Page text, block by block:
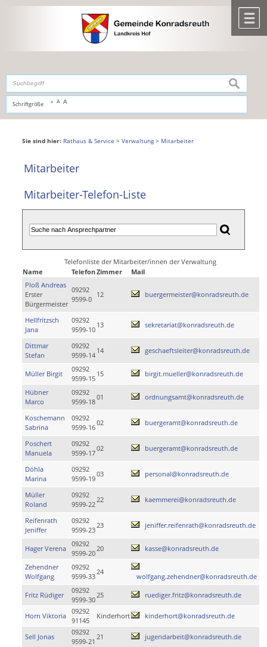
,zur Navigationoderzur Startseitespringen.
Schriftgröße A A A
suchen
Sie sind hier: Rathaus & Service > Verwaltung> Mitarbeiter
Mitarbeiter
Mitarbeiter-Telefon-Liste
Telefonliste der Mitarbeiter/innen der Verwaltung
Name
TelefonZimmer
Mail
Ploß Andreas
Erster
Bürgermeister
09292
9599-0
12 buergermeister@konradsreuth.de
Hellfritzsch
Jana
09292
9599-10
13 sekretariat@konradsreuth.de
Dittmar
Stefan
09292
9599-14
14 geschaeftsleiter@konradsreuth.de
Müller Birgit
09292
9599-15
15 birgit.mueller@konradsreuth.de
Hübner
Marco
09292
9599-18
01 ordnungsamt@konradsreuth.de
Koschemann
Sabrina
09292
9599-16
02 buergeramt@konradsreuth.de
Poschert
Manuela
09292
9599-17
02 buergeramt@konradsreuth.de
Döhla
Marina
09292
9599-19
03 personal@konradsreuth.de
Müller
Roland
09292
9599-22
22 kaemmerei@konradsreuth.de
Reifenrath
Jeniffer
09292
9599-23
23 jeniffer.reifenrath@konradsreuth.de
Hager Verena
09292
9599-20
20 kasse@konradsreuth.de
Zehendner
Wolfgang
09292
9599-33
24
wolfgang.zehendner@konradsreuth.de
Fritz Rüdiger
09292
9599-30
25 ruediger.fritz@konradsreuth.de
Horn Viktoria
09292
91145
Kinderhort kinderhort@konradsreuth.de
Sell Jonas
09292
9599-21
21 jugendarbeit@konradsreuth.de